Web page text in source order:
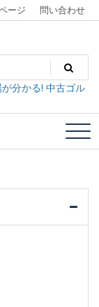
ージ 問い合わせ
dev
ット
分かる! 中古ゴル